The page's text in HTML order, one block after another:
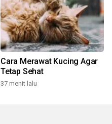
Cara Merawat Kucing Agar
Tetap Sehat
37 menit lalu